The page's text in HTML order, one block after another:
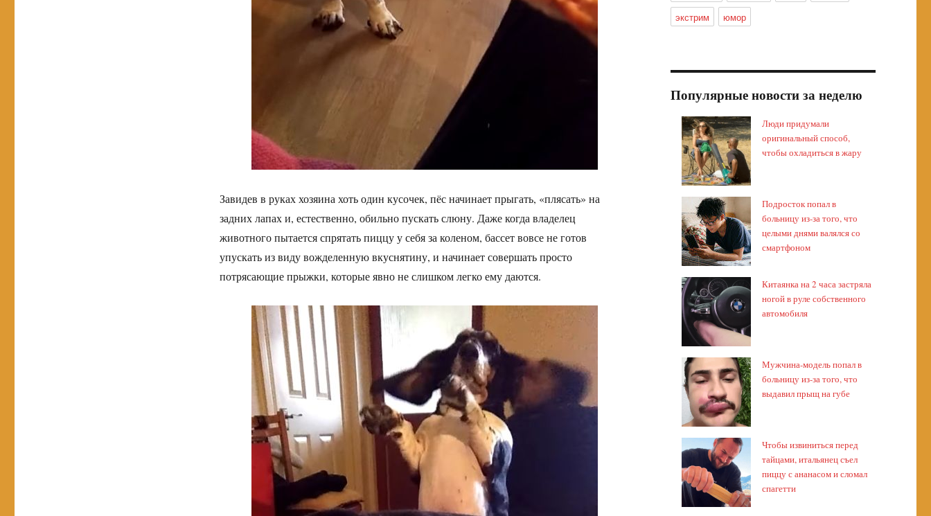
Завидев в руках хозяина хоть один кусочек, пёс начинает прыгать, «плясать» на
задних лапах и, естественно, обильно пускать слюну. Даже когда владелец
животного пытается спрятать пиццу у себя за коленом, бассет вовсе не готов
упускать из виду вожделенную вкуснятину, и начинает совершать просто
потрясающие прыжки, которые явно не слишком легко ему даются.
экстрим
юмор
Популярные новости за неделю
Люди придумали
оригинальный способ,
чтобы охладиться в жару
Подросток попал в
больницу из-за того, что
целыми днями валялся со
смартфоном
Китаянка на 2 часа застряла
ногой в руле собственного
автомобиля
Мужчина-модель попал в
больницу из-за того, что
выдавил прыщ на губе
Чтобы извиниться перед
тайцами, итальянец съел
пиццу с ананасом и сломал
спагетти